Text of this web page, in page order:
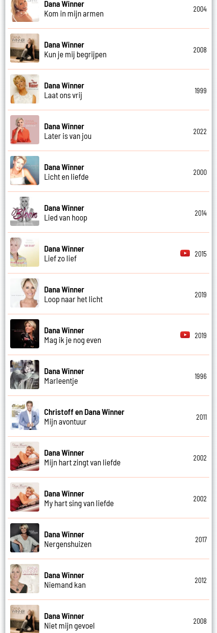
Dana Winner
Kom in mijn armen
2004
Dana Winner
Kun je mij begrijpen
2008
Dana Winner
Laat ons vrij
1999
Dana Winner
Later is van jou
2022
Dana Winner
Licht en liefde
2000
Dana Winner
Lied van hoop
2014
Dana Winner
Lief zo lief
2015
Dana Winner
Loop naar het licht
2019
Dana Winner
Mag ik je nog even
2019
Dana Winner
Marleentje
1996
Christoff en Dana Winner
Mijn avontuur
2011
Dana Winner
Mijn hart zingt van liefde
2002
Dana Winner
My hart sing van liefde
2002
Dana Winner
Nergenshuizen
2017
Dana Winner
Niemand kan
2012
Dana Winner
Niet mijn gevoel
2008